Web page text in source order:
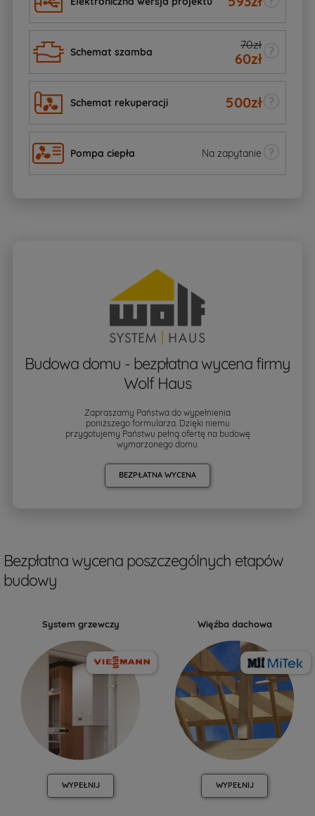
Schemat szamba
70zł
60zł
Schemat rekuperacji 500zł
Pompa ciepła Na zapytanie
Budowa domu - bezpłatna wycena firmy
Wolf Haus
Zapraszamy Państwa do wypełnienia
poniższego formularza. Dzięki niemu
przygotujemy Państwu pełną ofertę na budowę
wymarzonego domu.
BEZPŁATNA WYCENA
Bezpłatna wycena poszczególnych etapów
budowy
System grzewczy
WYPEŁNIJ
Więźba dachowa
WYPEŁNIJ